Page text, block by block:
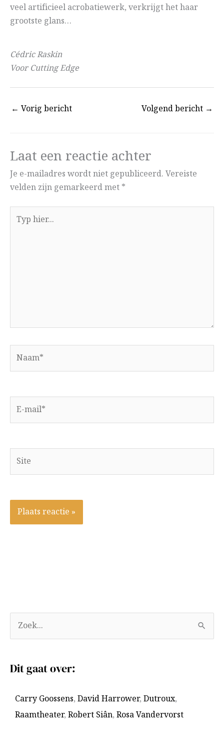
veel artificieel acrobatiewerk, verkrijgt het haar
grootste glans…
Cédric Raskin
Voor Cutting Edge
← Vorig bericht Volgend bericht →
Laat een reactie achter
Je e-mailadres wordt niet gepubliceerd. Vereiste
velden zijn gemarkeerd met *
hier...
mail*
Site
o
k
Dit gaat over:
Carry Goossens, David Harrower, Dutroux,
Raamtheater, Robert Siân, Rosa Vandervorst
r
h